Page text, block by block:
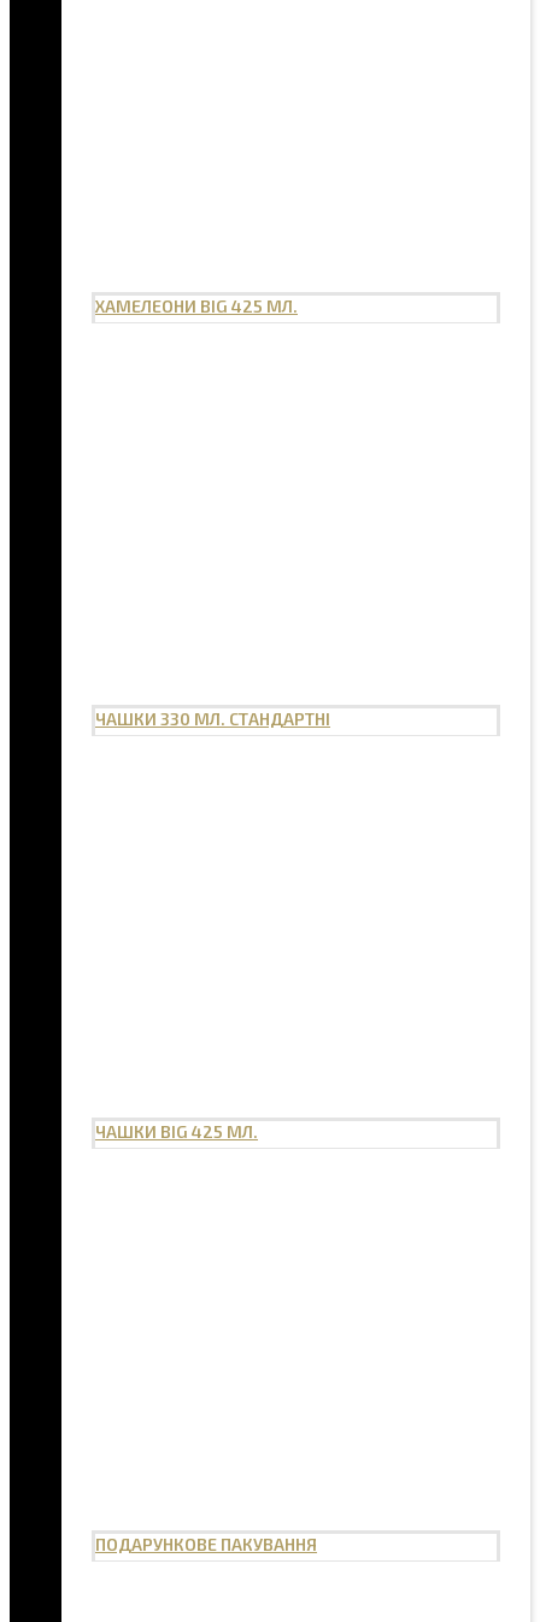
ХАМЕЛЕОНИ BIG 425 МЛ.
ЧАШКИ 330 МЛ. СТАНДАРТНІ
ЧАШКИ BIG 425 МЛ.
ПОДАРУНКОВЕ ПАКУВАННЯ